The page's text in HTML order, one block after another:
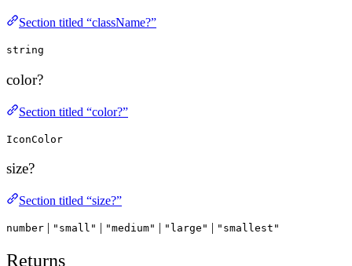
Section titled “className?”
string
color?
Section titled “color?”
IconColor
size?
Section titled “size?”
number | "small" | "medium" | "large" | "smallest"
Returns